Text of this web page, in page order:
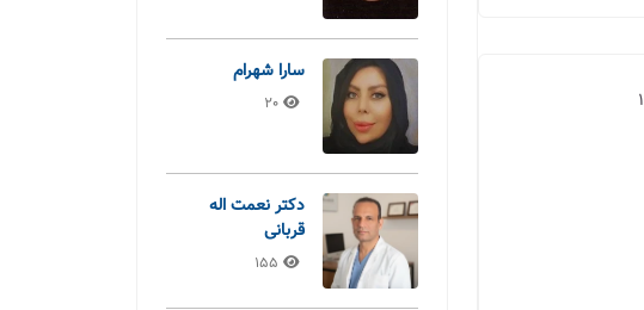
1
سارا شهرام
20
دکتر نعمت اله
قربانی
155